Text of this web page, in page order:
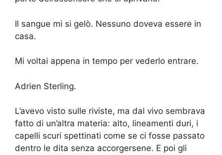
Il sangue mi si gelò. Nessuno doveva essere in
casa.
Mi voltai appena in tempo per vederlo entrare.
Adrien Sterling.
L’avevo visto sulle riviste, ma dal vivo sembrava
fatto di un’altra materia: alto, lineamenti duri, i
capelli scuri spettinati come se ci fosse passato
dentro le dita senza accorgersene. E poi gli